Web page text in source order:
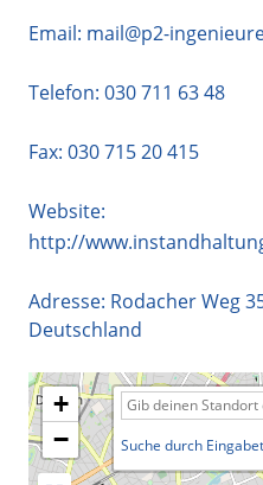
Email: mail@p2-
Telefon: 030 711 63 48
Fax: 030 715 20 415
Website:
http://
Adresse: Rodacher Weg
Deutschland
+
−
Suche durch